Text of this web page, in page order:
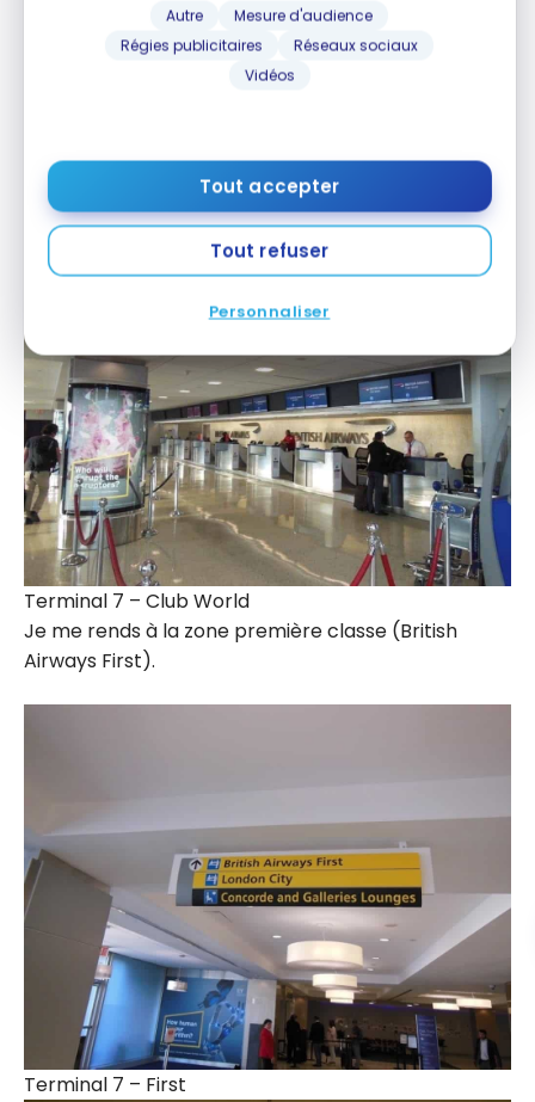
Autre
Mesure d'audience
Régies publicitaires
Réseaux sociaux
Vidéos
Tout accepter
Tout refuser
Personnaliser
achalandée.
Terminal 7 – Club World
Je me rends à la zone première classe (British
Airways First).
Terminal 7 – First